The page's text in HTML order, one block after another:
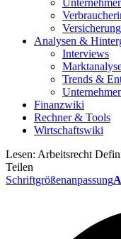
Analysen &
Interviews
Trends &
Finanzwiki
Rechner & Tools
Wirtschaftswiki
Lesen: Arbeitsrecht
Teilen
Schriftgrößenanpassung